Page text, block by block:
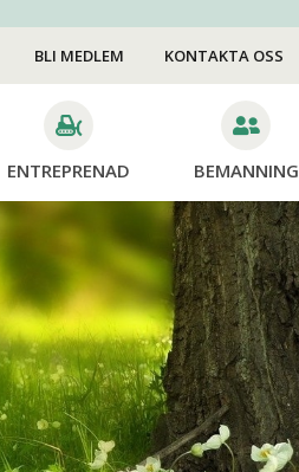
BLI MEDLEM KONTAKTA OSS
ENTREPRENAD BEMANNING